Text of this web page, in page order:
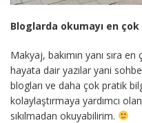
Bloglarda okumayı en
Makyaj, bakımın yanı sıra
hayata dair yazılar yani
blogları ve daha çok pratik
kolaylaştırmaya yardımcı
sıkılmadan okuyabilirim.